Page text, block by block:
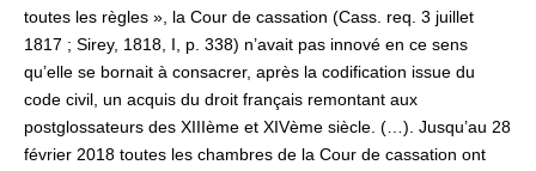
toutes les règles », la Cour de cassation (Cass. req. 3 juillet
1817 ; Sirey, 1818, I, p. 338) n’avait pas innové en ce sens
qu’elle se bornait à consacrer, après la codification issue du
code civil, un acquis du droit français remontant aux
postglossateurs des XIIIème et XIVème siècle. (…). Jusqu’au 28
février 2018 toutes les chambres de la Cour de cassation ont